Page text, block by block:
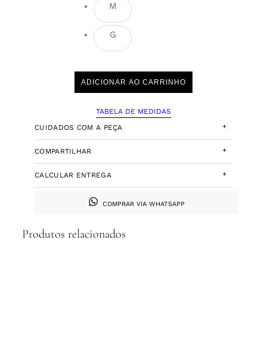
M
G
ADICIONAR AO CARRINHO
TABELA DE MEDIDAS
CUIDADOS COM A PEÇA
+
COMPARTILHAR +
CALCULAR ENTREGA +
COMPRAR VIA WHATSAPP
Produtos relacionados